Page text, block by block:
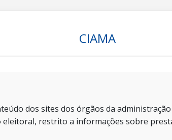
CIAMA
dos sites dos órgãos da
restrito a informações sobre